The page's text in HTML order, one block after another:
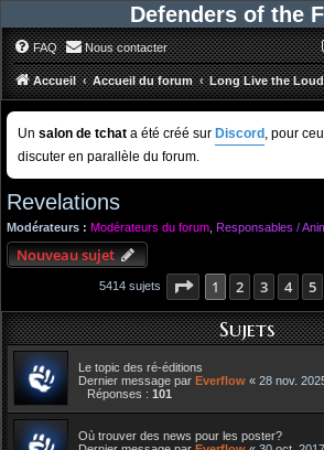
Defenders of the
FAQ Nous contacter
Accueil Accueil du forum Long Live the Loud
Un salon de tchat a été créé sur Discord , pour
discuter en parallèle du forum.
Revelations
Modérateurs : Modérateurs du forum Responsables /
Nouveau sujet
5414 sujets Page 1sur91
1 2 3 4 5
Sujets
Le topic des ré-éditions
Dernier message par Everflow « 28 nov.
Réponses : 101
Où trouver des news pour les poster?